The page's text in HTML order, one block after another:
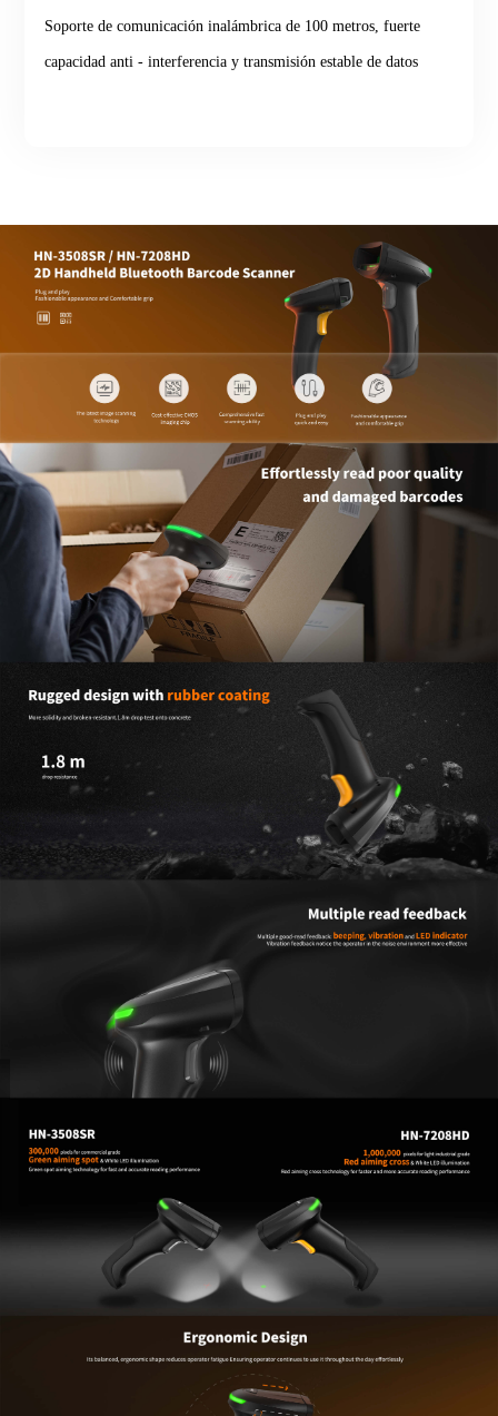
Soporte de comunicación inalámbrica de 100 metros, fuerte
capacidad anti - interferencia y transmisión estable de datos